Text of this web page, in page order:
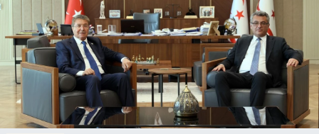
ENGLISH
ESENTEPE
GAZİMAĞUSA
GİRNE